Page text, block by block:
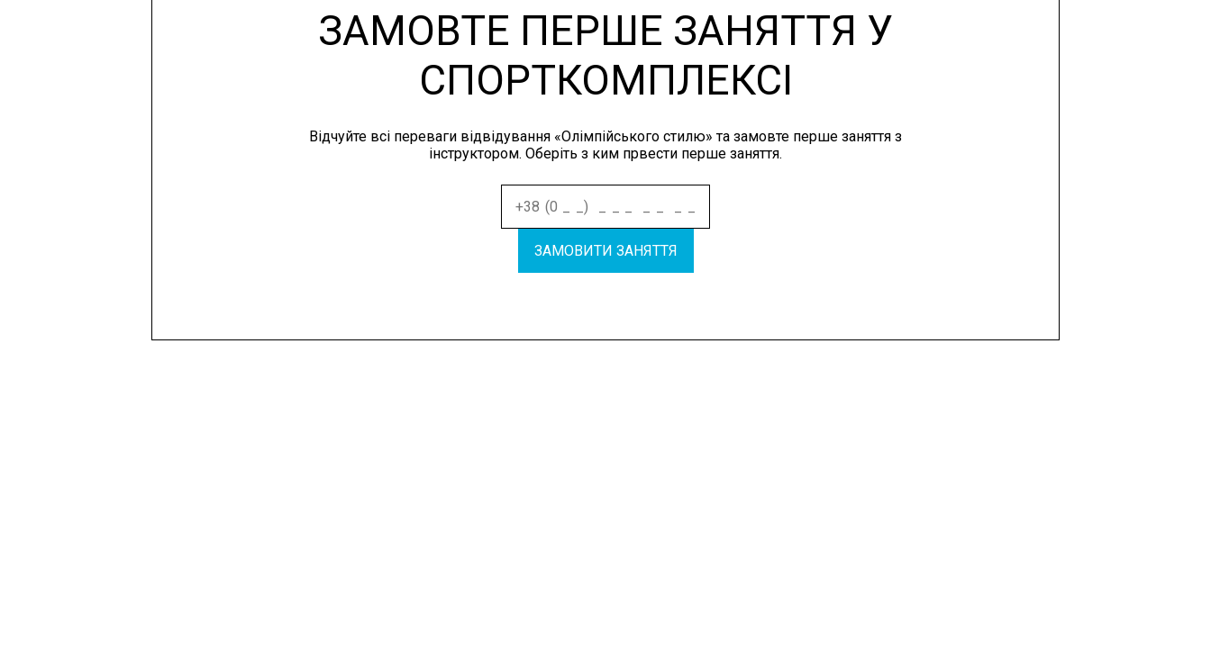
ЗАМОВТЕ ПЕРШЕ ЗАНЯТТЯ У
СПОРТКОМПЛЕКСІ
Відчуйте всі переваги відвідування «Олімпійського стилю» та замовте перше заняття з
інструктором. Оберіть з ким првести перше заняття.
ЗАМОВИТИ ЗАНЯТТЯ